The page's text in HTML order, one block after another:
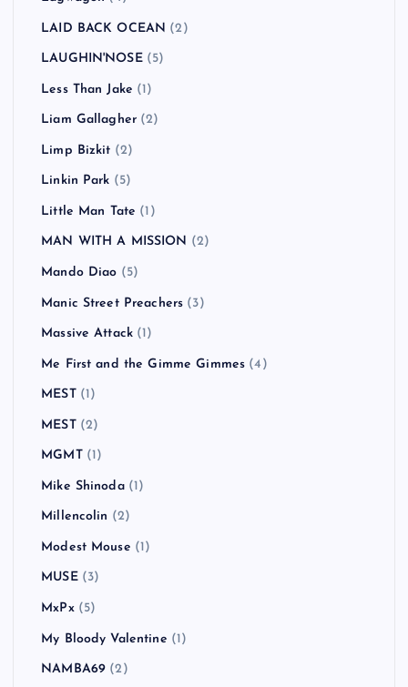
LAID BACK OCEAN (2)
LAUGHIN'NOSE(5)
Less Than Jake (1)
Liam Gallagher (2)
Limp Bizkit (2)
Linkin Park (5)
Little Man Tate (1)
MAN WITH A MISSION (2)
Mando Diao (5)
Manic Street Preachers (3)
Massive Attack (1)
Me First and the Gimme Gimmes (4)
MEST(1)
MEST(2)
MGMT(1)
Mike Shinoda(1)
Millencolin (2)
Modest Mouse (1)
MUSE(3)
MxPx(5)
My Bloody Valentine (1)
NAMBA69 (2)